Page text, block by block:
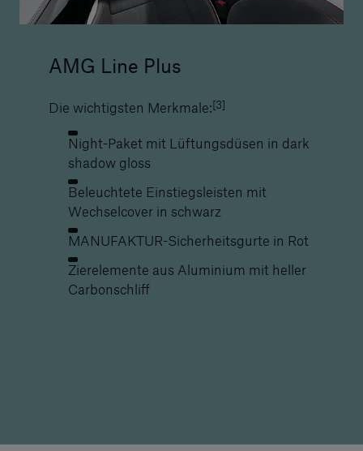
AMG Line Plus
Die wichtigsten Merkmale:[3]
Night-Paket mit Lüftungsdüsen in dark
shadow gloss
Beleuchtete Einstiegsleisten mit
Wechselcover in schwarz
MANUFAKTUR-Sicherheitsgurte in Rot
Zierelemente aus Aluminium mit heller
Carbonschliff